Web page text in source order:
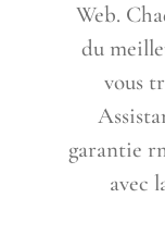
Web.
du
vous
garantie
avec